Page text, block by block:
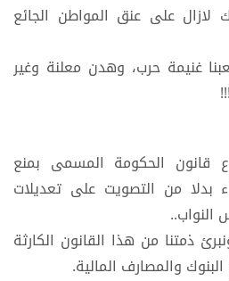
لازال على عنق المواطن الجائع
غنيمة حرب، وهدن معلنة وغير
قانون الحكومة المسمى بمنع
بدلا من التصويت على تعديلات
النواب..
ذمتنا من هذا القانون الكارثة
والمصارف المالية.